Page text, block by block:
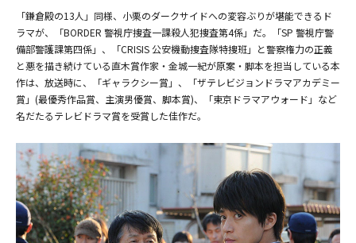
「鎌倉殿の13人」同様、小栗のダークサイドへの変容ぶりが堪能できるド
ラマが、「BORDER 警視庁捜査一課殺人犯捜査第4係」だ。「SP 警視庁警
備部警護課第四係」、「CRISIS 公安機動捜査隊特捜班」と警察権力の正義
と悪を描き続けている直木賞作家・金城一紀が原案・脚本を担当している本
作は、放送時に、「ギャラクシー賞」、「ザテレビジョンドラマアカデミー
賞」(最優秀作品賞、主演男優賞、脚本賞)、「東京ドラマアウォード」など
名だたるテレビドラマ賞を受賞した佳作だ。